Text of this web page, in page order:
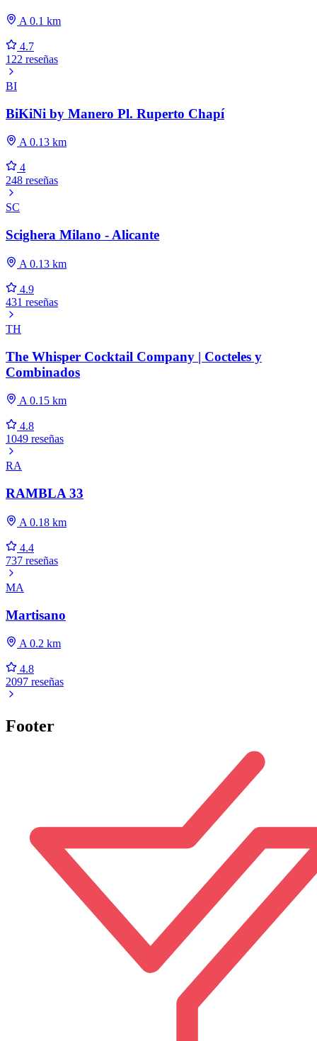
A 0.1 km
4.7
122 reseñas
BI
BiKiNi by Manero Pl. Ruperto Chapí
A 0.13 km
4
248 reseñas
SC
Scighera Milano - Alicante
A 0.13 km
4.9
431 reseñas
TH
The Whisper Cocktail Company | Cocteles y
Combinados
A 0.15 km
4.8
1049 reseñas
RA
RAMBLA 33
A 0.18 km
4.4
737 reseñas
MA
Martisano
A 0.2 km
4.8
2097 reseñas
Footer